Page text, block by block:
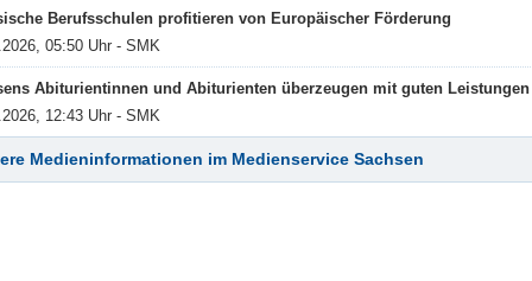
Berufsschulen profitieren von Europäischer Förderung
05:50 Uhr - SMK
Abiturientinnen und Abiturienten überzeugen mit guten Leistungen
12:43 Uhr - SMK
Medieninformationen im Medienservice Sachsen